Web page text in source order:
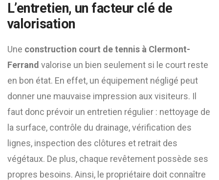
L’entretien, un facteur clé de
valorisation
Une construction court de tennis à Clermont-
Ferrand valorise un bien seulement si le court reste
en bon état. En effet, un équipement négligé peut
donner une mauvaise impression aux visiteurs. Il
faut donc prévoir un entretien régulier : nettoyage de
la surface, contrôle du drainage, vérification des
lignes, inspection des clôtures et retrait des
végétaux. De plus, chaque revêtement possède ses
propres besoins. Ainsi, le propriétaire doit connaître